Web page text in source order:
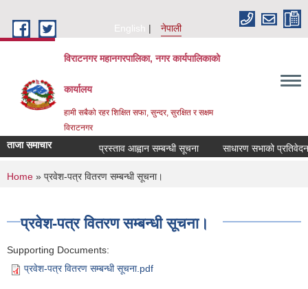
English
नेपाली
विराटनगर महानगरपालिका, नगर कार्यपालिकाको
कार्यालय
हामी सबैको रहर शिक्षित सफा, सुन्दर, सुरक्षित र सक्षम
विराटनगर
ताजा समाचार प्रस्ताव आह्वान सम्बन्धी सूचना साधारण सभाको
You are here
Home » प्रवेश-पत्र वितरण सम्बन्धी सूचना।
प्रवेश-पत्र वितरण सम्बन्धी सूचना।
Supporting Documents:
प्रवेश-पत्र वितरण सम्बन्धी सूचना.pdf